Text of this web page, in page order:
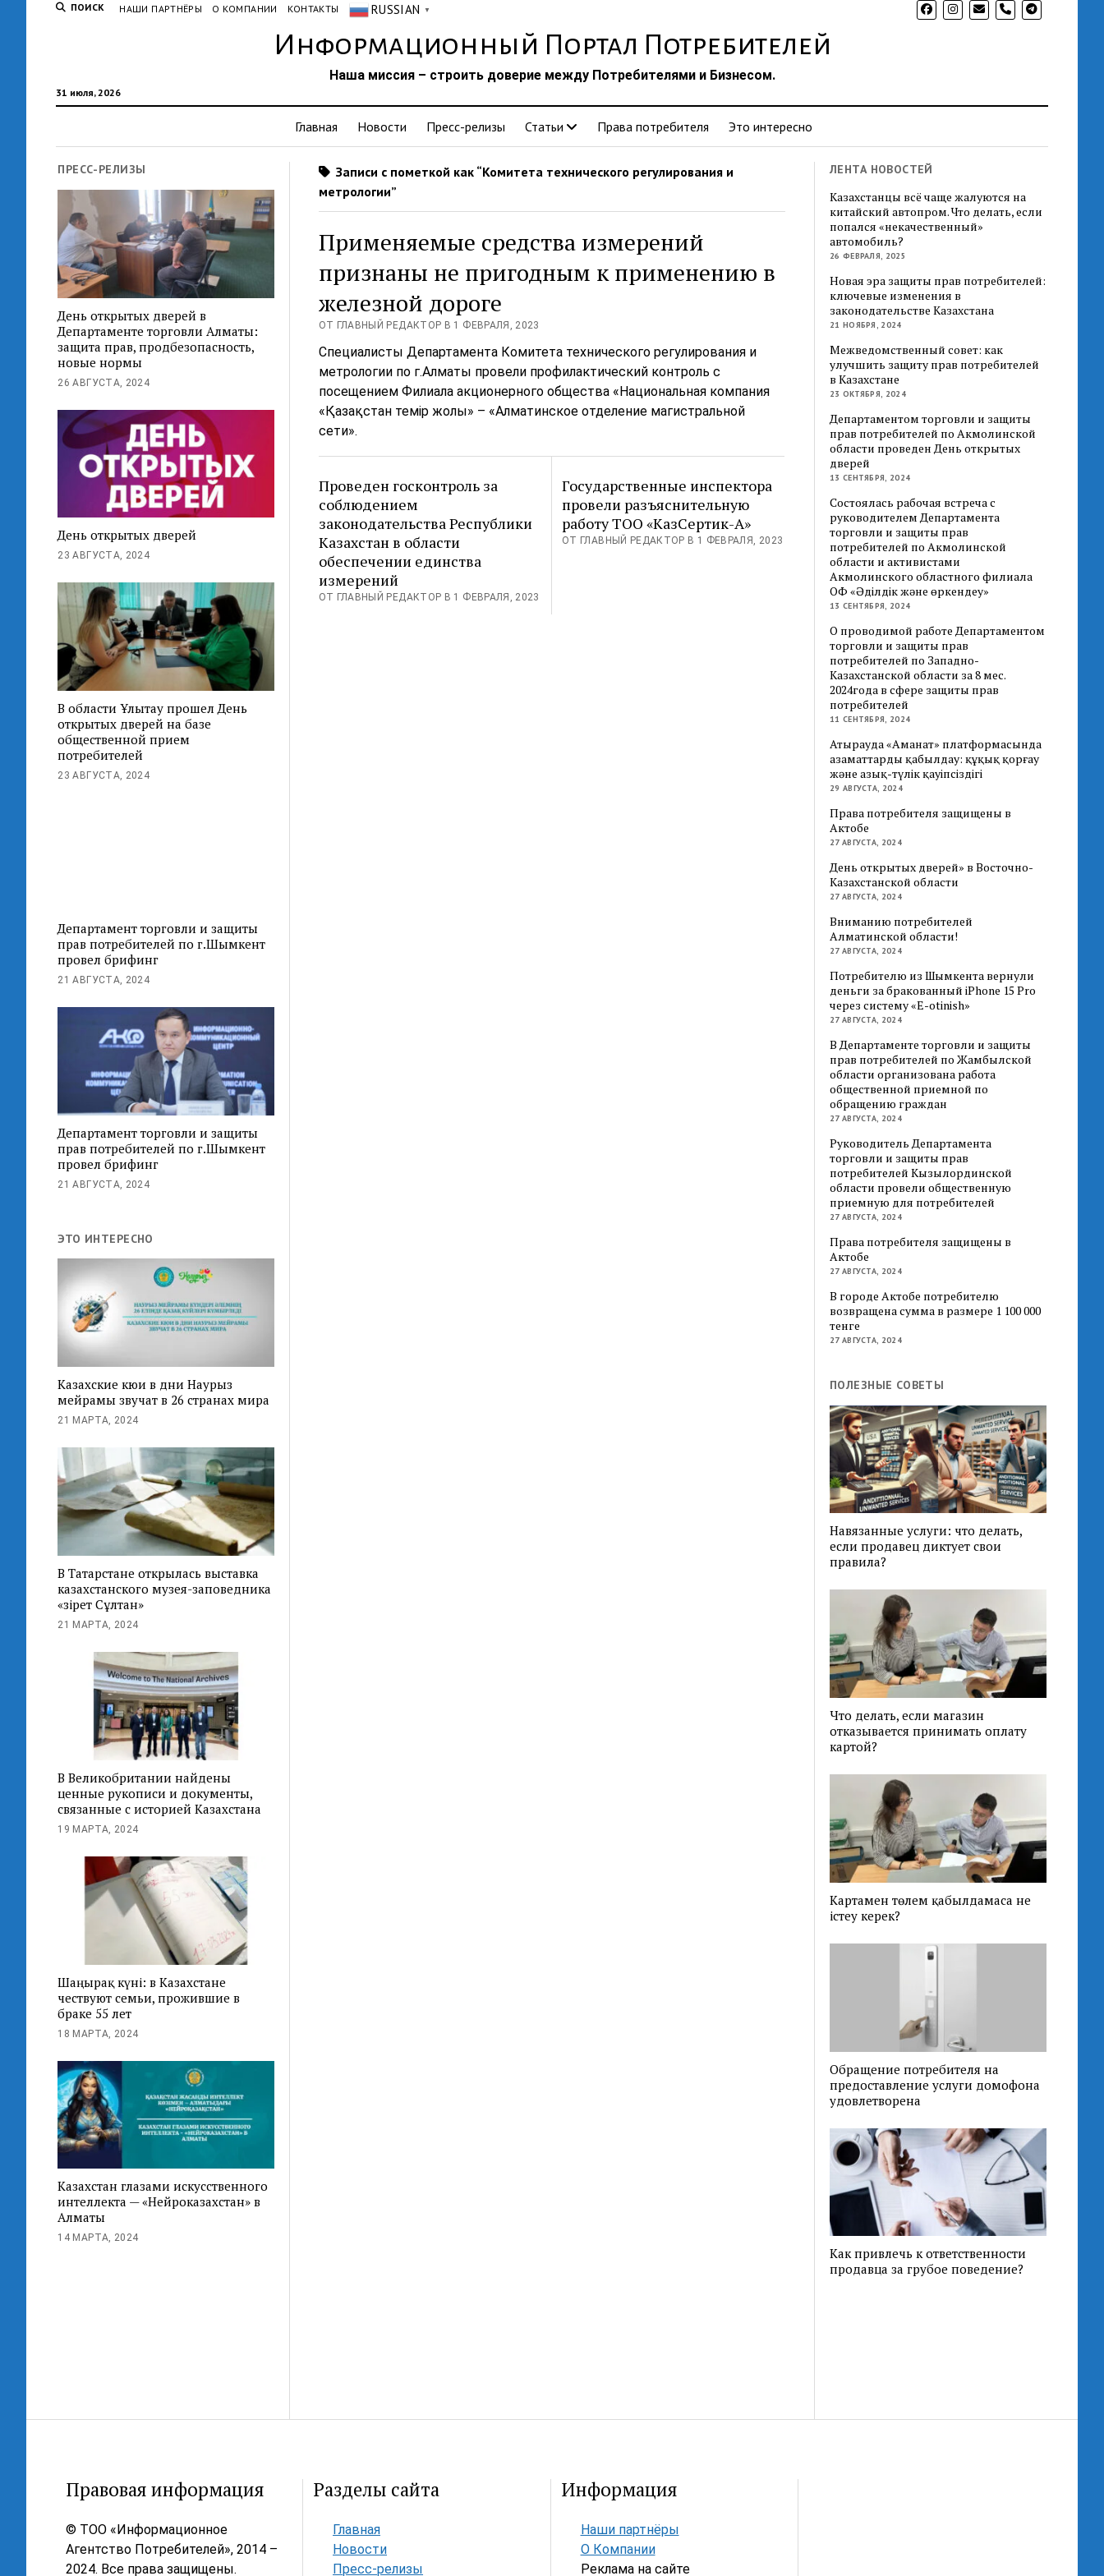
ПОИСК НАШИ ПАРТНЁРЫ О КОМПАНИИ КОНТАКТЫ RUSSIAN ▼ phone
Информационный Портал Потребителей
31 июля, 2026
Наша миссия – строить доверие между Потребителями и Бизнесом.
Главная Новости Пресс-релизы Статьи Права потребителя Это интересно
ПРЕСС-РЕЛИЗЫ
День открытых дверей в
Департаменте торговли Алматы:
защита прав, продбезопасность,
новые нормы
26 АВГУСТА, 2024
День открытых дверей
23 АВГУСТА, 2024
В области Ұлытау прошел День
открытых дверей на базе
общественной прием
потребителей
23 АВГУСТА, 2024
Департамент торговли и защиты
прав потребителей по г.Шымкент
провел брифинг
21 АВГУСТА, 2024
Департамент торговли и защиты
прав потребителей по г.Шымкент
провел брифинг
21 АВГУСТА, 2024
ЭТО ИНТЕРЕСНО
Казахские кюи в дни Наурыз
мейрамы звучат в 26 странах мира
21 МАРТА, 2024
В Татарстане открылась выставка
казахстанского музея-заповедника
«Әзірет Сұлтан»
21 МАРТА, 2024
В Великобритании найдены
ценные рукописи и документы,
связанные с историей Казахстана
19 МАРТА, 2024
Шаңырақ күні: в Казахстане
чествуют семьи, прожившие в
браке 55 лет
18 МАРТА, 2024
Казахстан глазами искусственного
интеллекта — «Нейроказахстан» в
Алматы
14 МАРТА, 2024
Записи с пометкой как “Комитета технического регулирования и
метрологии”
Применяемые средства измерений
признаны не пригодным к применению в
железной дороге
ОТ ГЛАВНЫЙ РЕДАКТОР В 1 ФЕВРАЛЯ, 2023
Специалисты Департамента Комитета технического регулирования и
метрологии по г.Алматы провели профилактический контроль с
посещением Филиала акционерного общества «Национальная компания
«Қазақстан темір жолы» – «Алматинское отделение магистральной
сети».
Проведен госконтроль за
соблюдением
законодательства Республики
Казахстан в области
обеспечении единства
измерений
ОТ ГЛАВНЫЙ РЕДАКТОР В 1 ФЕВРАЛЯ, 2023
Государственные инспектора
провели разъяснительную
работу ТОО «КазСертик-А»
ОТ ГЛАВНЫЙ РЕДАКТОР В 1 ФЕВРАЛЯ, 2023
ЛЕНТА НОВОСТЕЙ
Казахстанцы всё чаще жалуются на
китайский автопром. Что делать, если
попался «некачественный»
автомобиль?
26 ФЕВРАЛЯ, 2025
Новая эра защиты прав потребителей:
ключевые изменения в
законодательстве Казахстана
21 НОЯБРЯ, 2024
Межведомственный совет: как
улучшить защиту прав потребителей
в Казахстане
23 ОКТЯБРЯ, 2024
Департаментом торговли и защиты
прав потребителей по Акмолинской
области проведен День открытых
дверей
13 СЕНТЯБРЯ, 2024
Состоялась рабочая встреча с
руководителем Департамента
торговли и защиты прав
потребителей по Акмолинской
области и активистами
Акмолинского областного филиала
ОФ «Әділдік және өркендеу»
13 СЕНТЯБРЯ, 2024
О проводимой работе Департаментом
торговли и защиты прав
потребителей по Западно-
Казахстанской области за 8 мес.
2024года в сфере защиты прав
потребителей
11 СЕНТЯБРЯ, 2024
Атырауда «Аманат» платформасында
азаматтарды қабылдау: құқық қорғау
және азық-түлік қауіпсіздігі
29 АВГУСТА, 2024
Права потребителя защищены в
Актобе
27 АВГУСТА, 2024
День открытых дверей» в Восточно-
Казахстанской области
27 АВГУСТА, 2024
Вниманию потребителей
Алматинской области!
27 АВГУСТА, 2024
Потребителю из Шымкента вернули
деньги за бракованный iPhone 15 Pro
через систему «E-otinish»
27 АВГУСТА, 2024
В Департаменте торговли и защиты
прав потребителей по Жамбылской
области организована работа
общественной приемной по
обращению граждан
27 АВГУСТА, 2024
Руководитель Департамента
торговли и защиты прав
потребителей Кызылординской
области провели общественную
приемную для потребителей
27 АВГУСТА, 2024
Права потребителя защищены в
Актобе
27 АВГУСТА, 2024
В городе Актобе потребителю
возвращена сумма в размере 1 100 000
тенге
27 АВГУСТА, 2024
ПОЛЕЗНЫЕ СОВЕТЫ
Навязанные услуги: что делать,
если продавец диктует свои
правила?
Что делать, если магазин
отказывается принимать оплату
картой?
Картамен төлем қабылдамаса не
істеу керек?
Обращение потребителя на
предоставление услуги домофона
удовлетворена
Как привлечь к ответственности
продавца за грубое поведение?
Правовая информация
© ТОО «Информационное
Агентство Потребителей», 2014 –
2024. Все права защищены.
Разделы сайта
Главная
Новости
Пресс-релизы
Информация
Наши партнёры
О Компании
Реклама на сайте